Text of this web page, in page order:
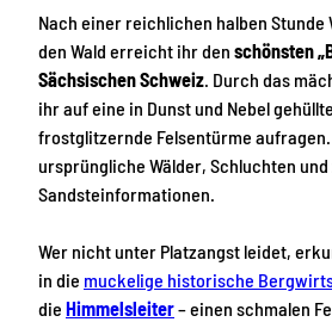
Nach einer reichlichen halben Stunde
den Wald erreicht ihr den schönsten
Sächsischen Schweiz. Durch das
ihr auf eine in Dunst und Nebel
frostglitzernde Felsentürme
ursprüngliche Wälder, Schluchten
Sandsteinformationen.
Wer nicht unter Platzangst leidet,
in die muckelige historische
die Himmelsleiter– einen schmalen